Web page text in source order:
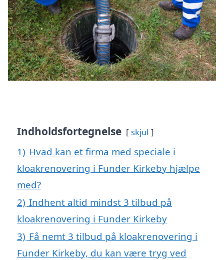
Indholdsfortegnelse skjul
1) Hvad kan et firma med speciale i
kloakrenovering i Funder Kirkeby hjælpe
med?
2) Indhent altid mindst 3 tilbud på
kloakrenovering i Funder Kirkeby
3) Få nemt 3 tilbud på kloakrenovering i
Funder Kirkeby, du kan være tryg ved